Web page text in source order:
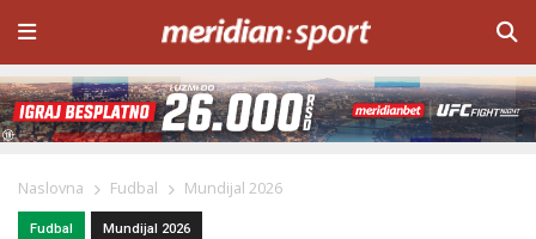
Naslovna Fudbal Mundijal 2026
Fudbal Mundijal 2026